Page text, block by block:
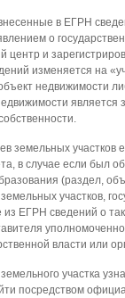
в ЕГРН
о
и
изменяется на
недвижимости
является
земельных участков
в случае если был
(раздел,
участков,
ЕГРН сведений о
власти или
участка
посредством